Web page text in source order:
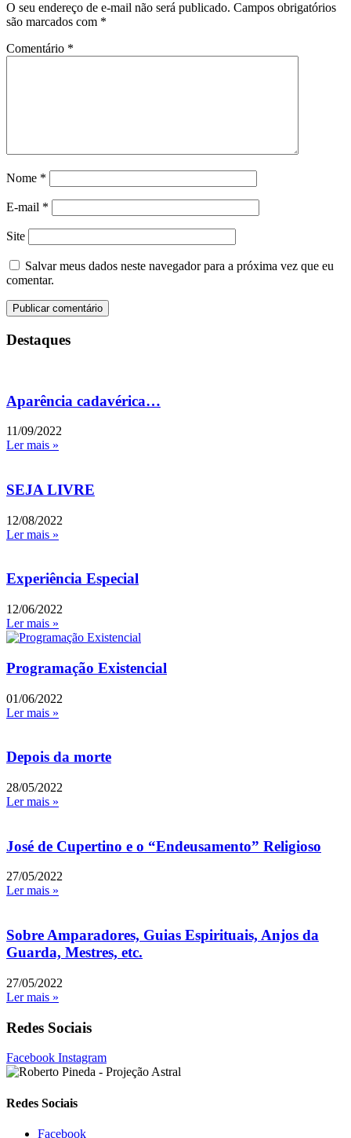
O seu endereço de e-mail não será publicado. Campos obrigatórios
são marcados com *
Comentário *
Nome *
E-mail *
Site
Salvar meus dados neste navegador para a próxima vez que eu
comentar.
Destaques
Aparência cadavérica…
11/09/2022
Ler mais »
SEJA LIVRE
12/08/2022
Ler mais »
Experiência Especial
12/06/2022
Ler mais »
Programação Existencial
01/06/2022
Ler mais »
Depois da morte
28/05/2022
Ler mais »
José de Cupertino e o “Endeusamento” Religioso
27/05/2022
Ler mais »
Sobre Amparadores, Guias Espirituais, Anjos da
Guarda, Mestres, etc.
27/05/2022
Ler mais »
Redes Sociais
Facebook Instagram
Redes Sociais
Facebook